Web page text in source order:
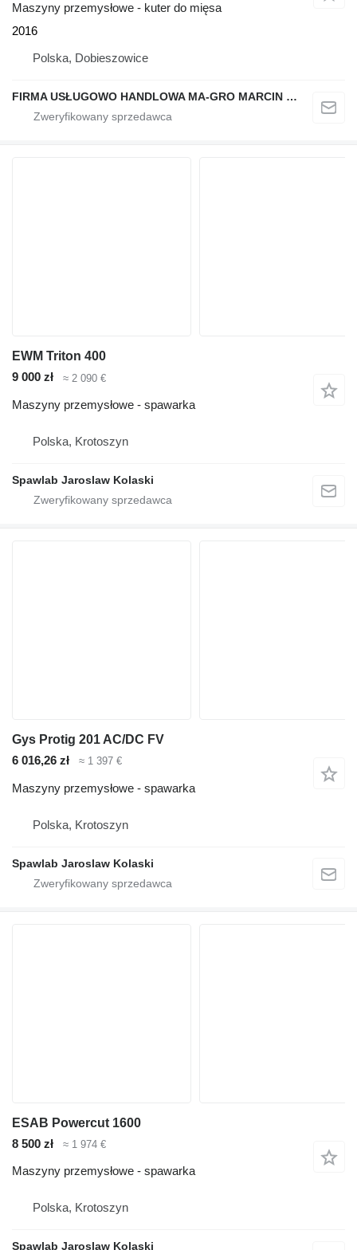
Maszyny przemysłowe - kuter do mięsa
2016
Polska, Dobieszowice
FIRMA USŁUGOWO HANDLOWA MA-GRO MARCIN GROCHOWSKI
EWM Triton 400
9 000 zł
≈ 2 090 €
Maszyny przemysłowe - spawarka
Polska, Krotoszyn
Spawlab Jaroslaw Kolaski
Gys Protig 201 AC/DC FV
6 016,26 zł
≈ 1 397 €
Maszyny przemysłowe - spawarka
Polska, Krotoszyn
Spawlab Jaroslaw Kolaski
ESAB Powercut 1600
8 500 zł
≈ 1 974 €
Maszyny przemysłowe - spawarka
Polska, Krotoszyn
Spawlab Jaroslaw Kolaski